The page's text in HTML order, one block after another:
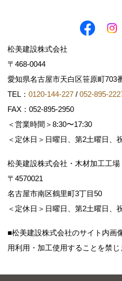
松美建設株式会社
〒468-0044
愛知県名古屋市天白区笹原町703
TEL： 0120-144-227 / 052-895-
FAX：052-895-2950
＜営業時間＞8:30〜17:30
＜定休日＞日曜日、第2土曜日、
松美建設株式会社・木材加工工場
〒4570021
名古屋市南区鶴里町3丁目50
＜定休日＞日曜日、第2土曜日、
■松美建設株式会社のサイト内画
用利用・加工使用することを禁じ